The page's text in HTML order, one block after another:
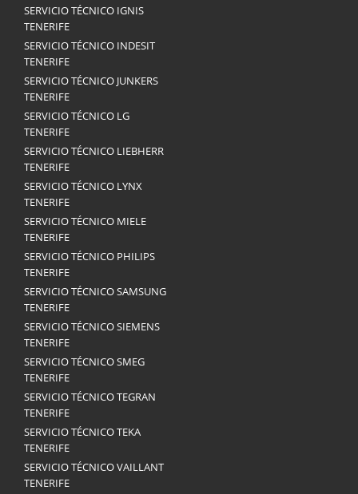
SERVICIO TÉCNICO IGNIS
TENERIFE
SERVICIO TÉCNICO INDESIT
TENERIFE
SERVICIO TÉCNICO JUNKERS
TENERIFE
SERVICIO TÉCNICO LG
TENERIFE
SERVICIO TÉCNICO LIEBHERR
TENERIFE
SERVICIO TÉCNICO LYNX
TENERIFE
SERVICIO TÉCNICO MIELE
TENERIFE
SERVICIO TÉCNICO PHILIPS
TENERIFE
SERVICIO TÉCNICO SAMSUNG
TENERIFE
SERVICIO TÉCNICO SIEMENS
TENERIFE
SERVICIO TÉCNICO SMEG
TENERIFE
SERVICIO TÉCNICO TEGRAN
TENERIFE
SERVICIO TÉCNICO TEKA
TENERIFE
SERVICIO TÉCNICO VAILLANT
TENERIFE